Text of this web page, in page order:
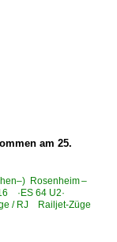
'Ostsee-Adria-
am 25.
Rosenheim –
·ES 64 U2·
/ RJ Railjet-Züge